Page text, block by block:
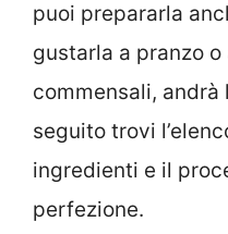
puoi prepararla
gustarla a pranzo
commensali,
seguito trovi
ingredienti e il
perfezione.